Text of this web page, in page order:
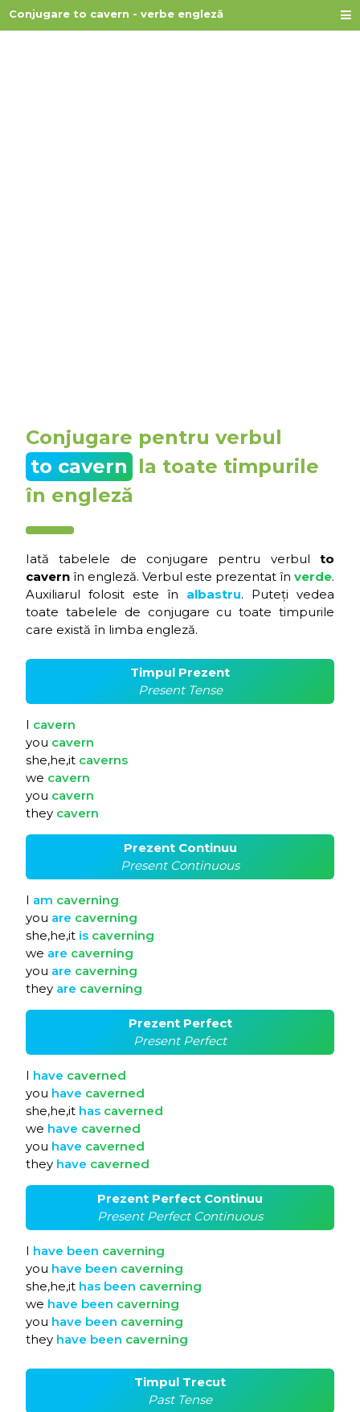
Conjugare to cavern - verbe engleză
Conjugare pentru verbul
to cavern la toate timpurile
în engleză
Iată tabelele de conjugare pentru verbul to
cavern în engleză. Verbul este prezentat în verde.
Auxiliarul folosit este în albastru. Puteți vedea
toate tabelele de conjugare cu toate timpurile
care există în limba engleză.
Timpul Prezent
Present Tense
I cavern
you cavern
she,he,it caverns
we cavern
you cavern
they cavern
Prezent Continuu
Present Continuous
I am caverning
you are caverning
she,he,it is caverning
we are caverning
you are caverning
they are caverning
Prezent Perfect
Present Perfect
I have caverned
you have caverned
she,he,it has caverned
we have caverned
you have caverned
they have caverned
Prezent Perfect Continuu
Present Perfect Continuous
I have been caverning
you have been caverning
she,he,it has been caverning
we have been caverning
you have been caverning
they have been caverning
Timpul Trecut
Past Tense